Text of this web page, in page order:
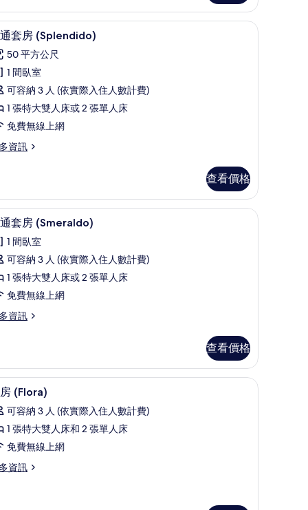
吧、客房內保險箱 普通套房 (Splendido) | 低過敏寢具、羽絨被
7 套房 (Splendido)
50 平方公尺
1 間臥室
可容納 3 人 (依實際入住人數計費)
1 張特大雙人床或 2 張單人床
免費無線上網
資訊
查看價格
迷你吧、客房內保險箱 普通套房 (Smeraldo) | 低過敏寢具、羽絨被、
6 套房 (Smeraldo)
1 間臥室
可容納 3 人 (依實際入住人數計費)
1 張特大雙人床或 2 張單人床
免費無線上網
資訊
查看價格
、迷你吧、客房內保險箱 套房 (Flora) | 低過敏寢具、羽絨被、迷你吧、
12 (Flora)
可容納 3 人 (依實際入住人數計費)
1 張特大雙人床和 2 張單人床
免費無線上網
資訊